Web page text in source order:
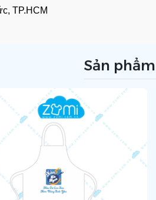
TP.HCM
Sản